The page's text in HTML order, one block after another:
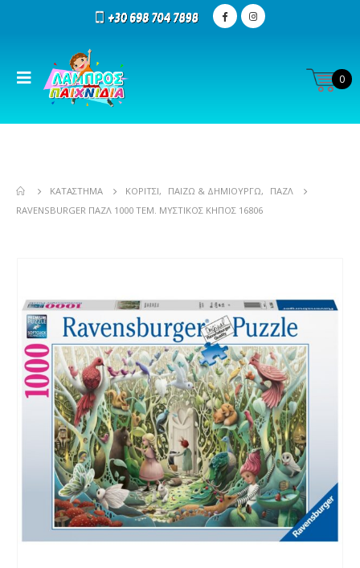
0
ΚΑΤΆΣΤΗΜΑ ΚΟΡΊΤΣΙ, ΠΑΊΖΩ & ΔΗΜΙΟΥΡΓΏ,
ΠΑΖΛ
RAVENSBURGER ΠΑΖΛ 1000 ΤΕΜ. ΜΥΣΤΙΚΌΣ ΚΉΠΟΣ 16806